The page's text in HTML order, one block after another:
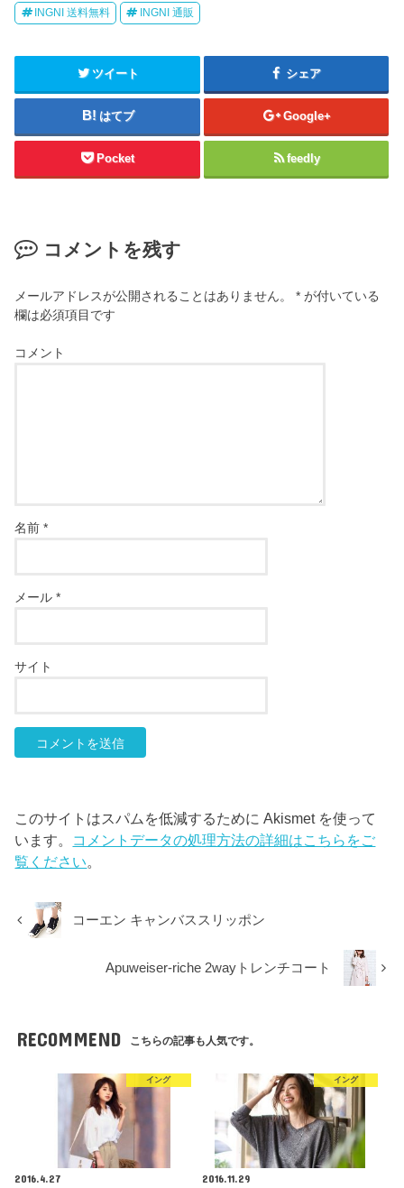
INGNI 送料無料 INGNI 通販
ツイート シェア
はてブ Google+
Pocket feedly
コメントを残す
メールアドレスが公開されることはありません。 * が付いている
欄は必須項目です
コメント
名前*
メール*
サイト
このサイトはスパムを低減するために Akismet を使って
います。 コメントデータの処理方法の詳細はこちらをご
覧ください。
コーエン キャンバススリッポン
Apuweiser-riche 2wayトレンチコート
RECOMMEND こちらの記事も人気です。
イング
2016.4.27
イング
2016.11.29